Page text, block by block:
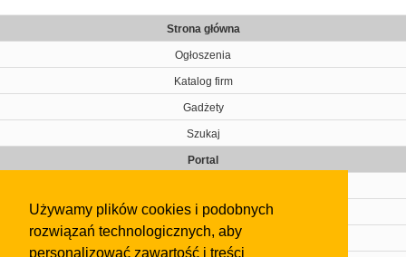
Używamy plików cookies i podobnych
rozwiązań technologicznych, aby
personalizować zawartość i treści
Strona główna
Ogłoszenia
Katalog firm
Gadżety
Szukaj
Portal
Kontakt
Regulamin